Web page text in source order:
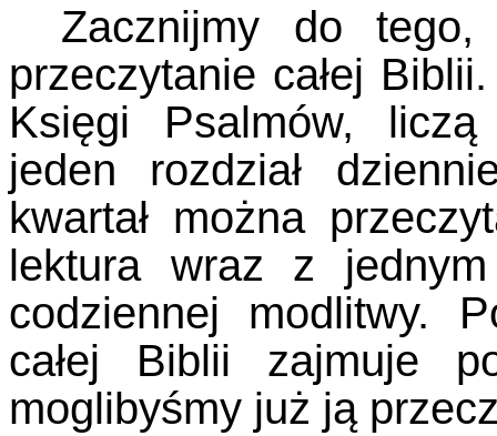
Zacznijmy do
przeczytanie całej
Księgi Psalmów, liczą
jeden rozdział
kwartał można
lektura wraz z
codziennej modlitwy.
całej Biblii zajmuje
moglibyśmy już ją